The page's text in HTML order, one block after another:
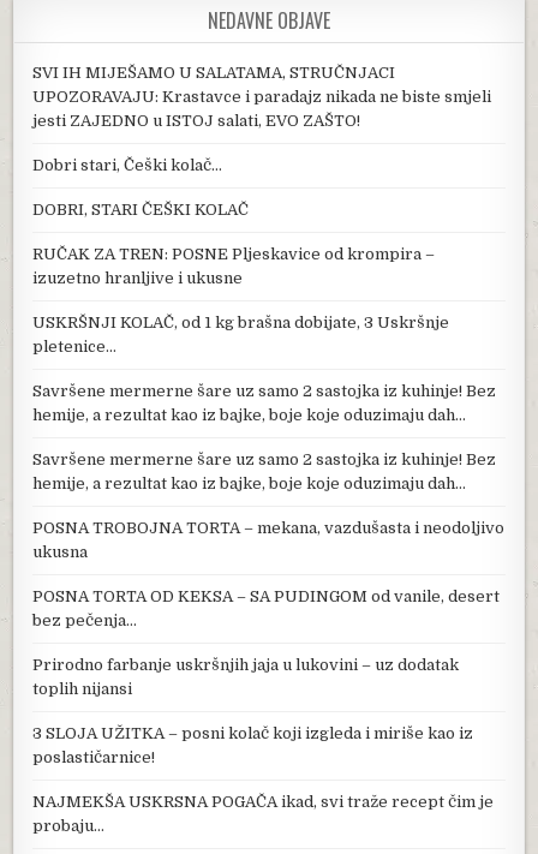
NEDAVNE OBJAVE
SVI IH MIJEŠAMO U SALATAMA, STRUČNJACI
UPOZORAVAJU: Krastavce i paradajz nikada ne biste smjeli
jesti ZAJEDNO u ISTOJ salati, EVO ZAŠTO!
Dobri stari, Češki kolač…
DOBRI, STARI ČEŠKI KOLAČ
RUČAK ZA TREN: POSNE Pljeskavice od krompira –
izuzetno hranljive i ukusne
USKRŠNJI KOLAČ, od 1 kg brašna dobijate, 3 Uskršnje
pletenice…
Savršene mermerne šare uz samo 2 sastojka iz kuhinje! Bez
hemije, a rezultat kao iz bajke, boje koje oduzimaju dah…
Savršene mermerne šare uz samo 2 sastojka iz kuhinje! Bez
hemije, a rezultat kao iz bajke, boje koje oduzimaju dah…
POSNA TROBOJNA TORTA – mekana, vazdušasta i neodoljivo
ukusna
POSNA TORTA OD KEKSA – SA PUDINGOM od vanile, desert
bez pečenja…
Prirodno farbanje uskršnjih jaja u lukovini – uz dodatak
toplih nijansi
3 SLOJA UŽITKA – posni kolač koji izgleda i miriše kao iz
poslastičarnice!
NAJMEKŠA USKRSNA POGAČA ikad, svi traže recept čim je
probaju…